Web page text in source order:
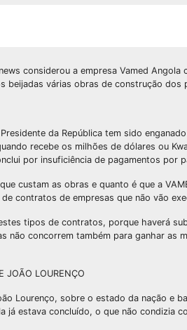
considerou a empresa Vamed
beijadas várias obras de construção
da República tem sido
recebe os milhões de dólares ou
por insuficiência de pagamentos por
custam as obras e quanto é que a
contratos de empresas que não vão
tipos de contratos, porque haverá
não concorrem também para ganhar as
JOÃO LOURENÇO
Lourenço, sobre o estado da nação e
já estava concluído, o que não condizia